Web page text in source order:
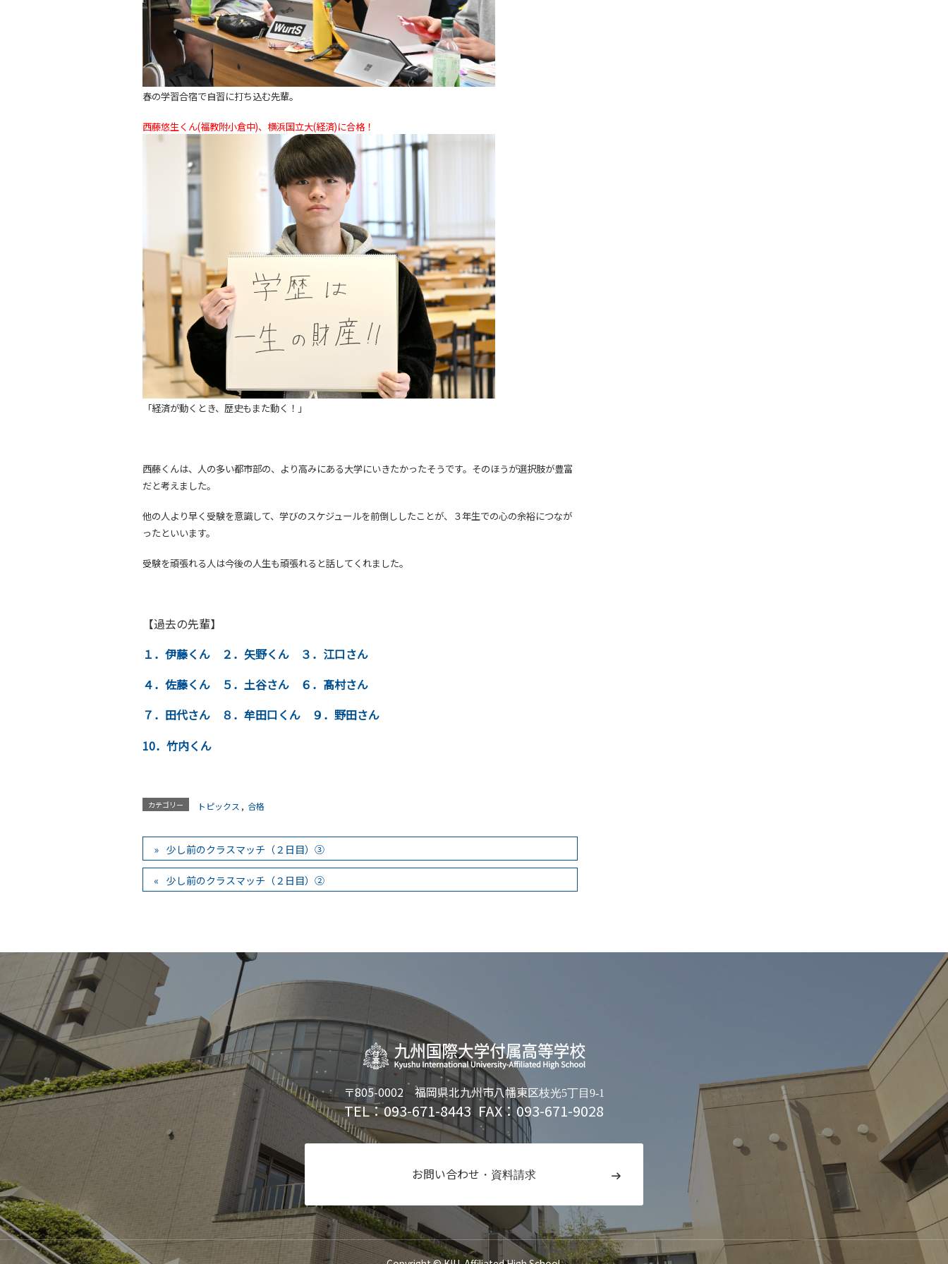
春の学習合宿で自習に打ち込む先輩。
西藤悠生くん(福教附小倉中)、横浜国立大(経済)に合格！
「経済が動くとき、歴史もまた動く！」
西藤くんは、人の多い都市部の、より高みにある大学にいきたかったそうです。そのほうが選択肢が豊富
だと考えました。
他の人より早く受験を意識して、学びのスケジュールを前倒ししたことが、３年生での心の余裕につなが
ったといいます。
受験を頑張れる人は今後の人生も頑張れると話してくれました。
【過去の先輩】
１．伊藤くん
２．矢野くん
３．江口さん
４．佐藤くん
５．土谷さん
６．髙村さん
７．田代さん
８．牟田口くん
９．野田さん
10．竹内くん
カテゴリー トピックス , 合格
少し前のクラスマッチ（２日目）③
少し前のクラスマッチ（２日目）②
〒805-0002 福岡県北九州市八幡東区枝光5丁目9-1
TEL：093-671-8443 FAX：093-671-9028
お問い合わせ ・資料請求